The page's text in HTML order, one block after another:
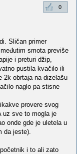
0
Sličan primer
smota previše
i preturi džip,
pustila kvačilo ili
2k obrtaja na dizelašu
naglo pa stisne
provere svog
uz sve to mogla je
onde gde je uletela u
da jeste).
i to ali zato